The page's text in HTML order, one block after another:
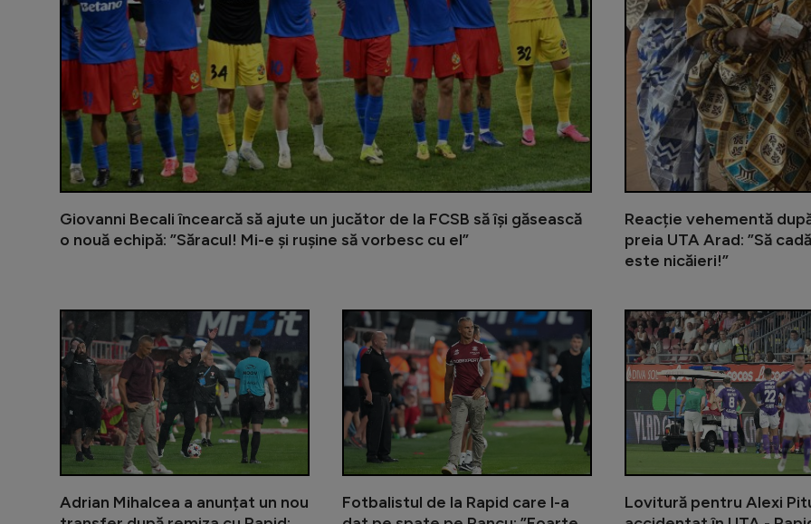
Giovanni Becali încearcă să ajute un jucător de la FCSB să își găsească
o nouă echipă: ”Săracul! Mi-e și rușine să vorbesc cu el”
Reacție vehementă
preia UTA Arad: ”Să
este nicăieri!”
Adrian Mihalcea a anunțat un nou
Adrian Mihalcea a anunțat un nou
Fotbalistul de la Rapid care l-a
Lovitură pentru Alexi